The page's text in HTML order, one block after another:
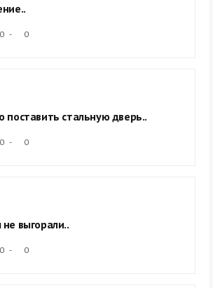
0 0
поставить стальную дверь..
0 0
выгорали..
0 0